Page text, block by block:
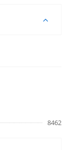
8462